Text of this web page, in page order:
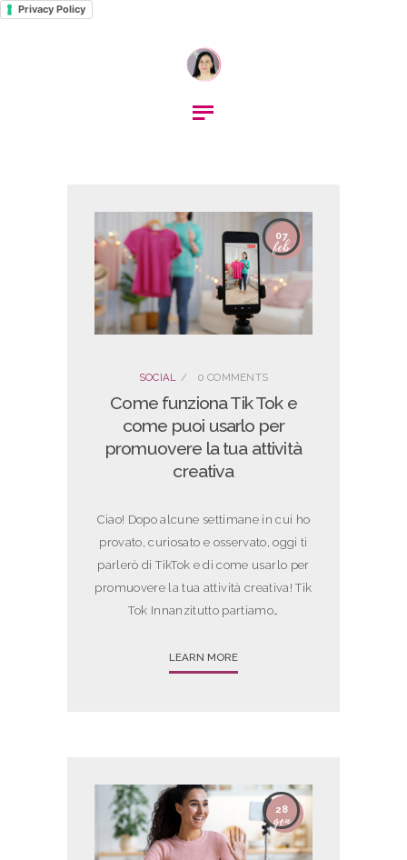
Privacy Policy
07
feb
SOCIAL 0 COMMENTS
Come funziona Tik Tok e
come puoi usarlo per
promuovere la tua attività
creativa
Ciao! Dopo alcune settimane in cui ho
provato, curiosato e osservato, oggi ti
parlerò di TikTok e di come usarlo per
promuovere la tua attività creativa! Tik
Tok Innanzitutto partiamo…
LEARN MORE
28
gen